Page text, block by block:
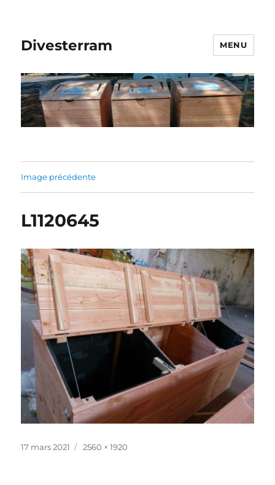
Divesterram MENU
Image précédente
L1120645
Publié
17 mars 2021
Taille
2560 × 1920